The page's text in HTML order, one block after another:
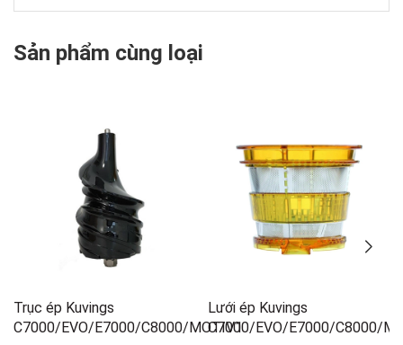
Sản phẩm cùng loại
Trục ép Kuvings
C7000/EVO/E7000/C8000/MOTIV1
Lưới ép Kuvings
C7000/EVO/E7000/C8000/